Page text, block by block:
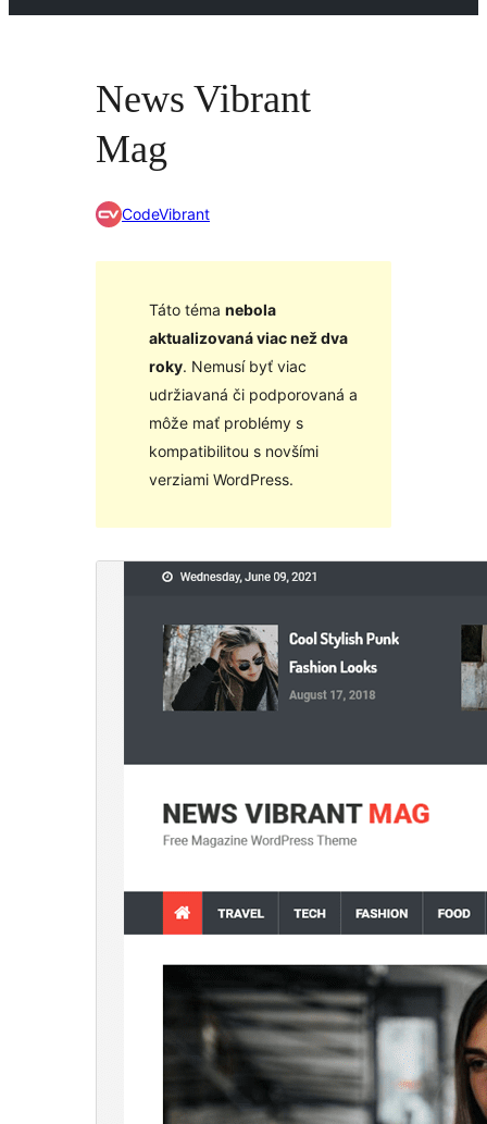
News Vibrant
Mag
CodeVibrant
Táto téma nebola
aktualizovaná viac než dva
roky. Nemusí byť viac
udržiavaná či podporovaná a
môže mať problémy s
kompatibilitou s novšími
verziami WordPress.